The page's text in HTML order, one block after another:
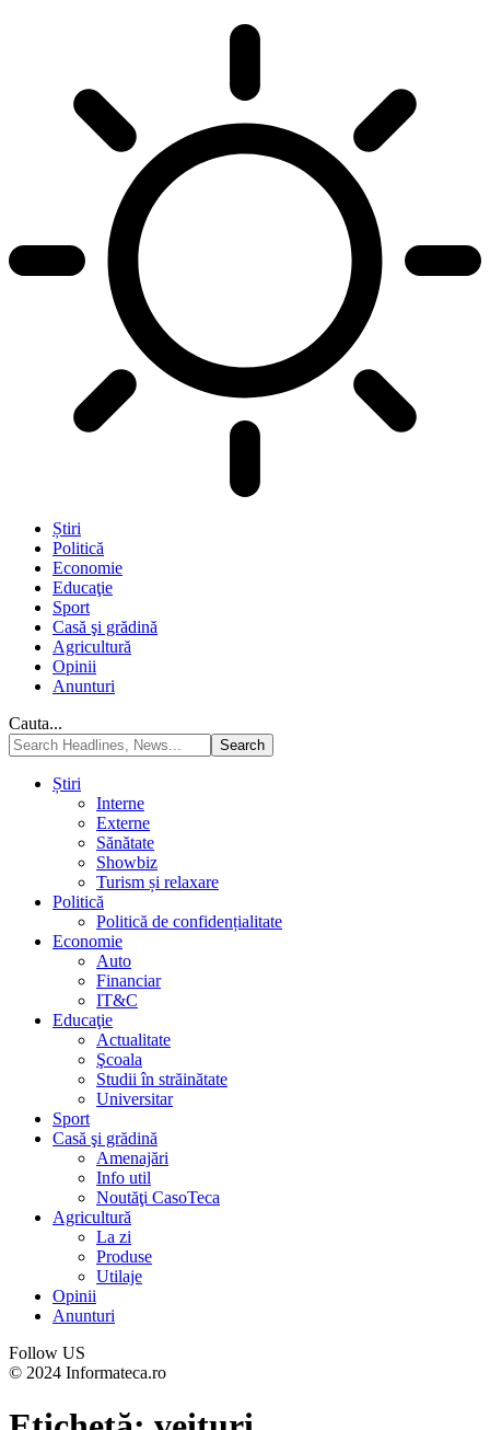
Știri
Politică
Economie
Educaţie
Sport
Casă şi grădină
Agricultură
Opinii
Anunturi
Cauta...
Știri
Interne
Externe
Sănătate
Showbiz
Turism și relaxare
Politică
Politică de confidențialitate
Economie
Auto
Financiar
IT&C
Educaţie
Actualitate
Şcoala
Studii în străinătate
Universitar
Sport
Casă şi grădină
Amenajări
Info util
Noutăţi CasoTeca
Agricultură
La zi
Produse
Utilaje
Opinii
Anunturi
Follow US
© 2024 Informateca.ro